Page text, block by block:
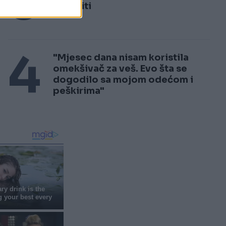
ne raditi
4
"Mjesec dana nisam koristila
omekšivač za veš. Evo šta se
dogodilo sa mojom odećom i
peškirima"